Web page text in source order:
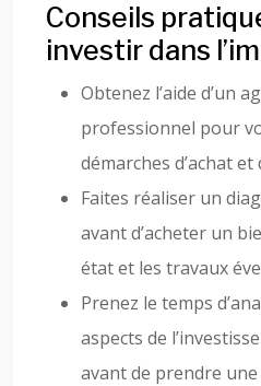
Conseils
investir dans
Obtenez l’aide d’un
professionnel pour
démarches d’achat et
Faites réaliser un
avant d’acheter un
état et les travaux
Prenez le temps
aspects de
avant de prendre une